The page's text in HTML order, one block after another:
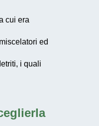
cui era
ed
i quali